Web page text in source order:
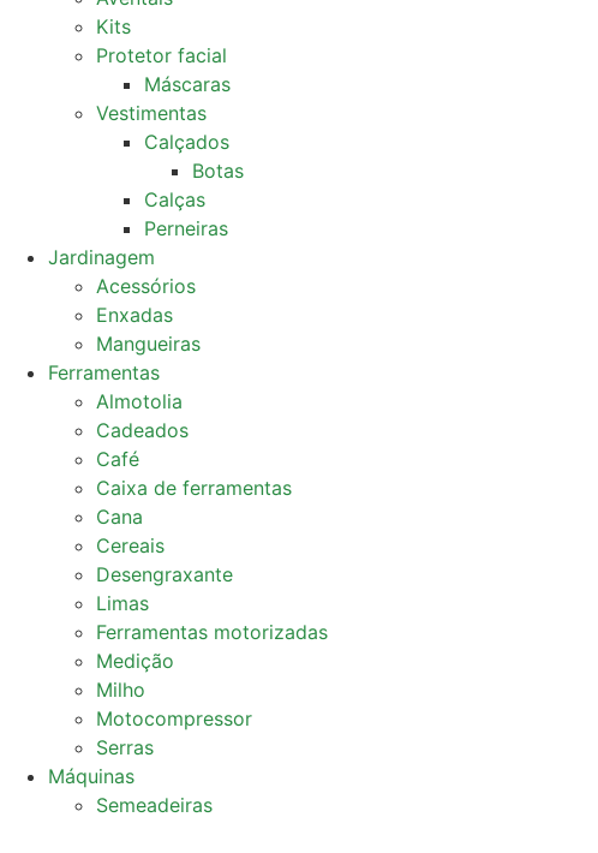
Kits
Protetor facial
Máscaras
Vestimentas
Calçados
Botas
Calças
Perneiras
Jardinagem
Acessórios
Enxadas
Mangueiras
Ferramentas
Almotolia
Cadeados
Café
Caixa de ferramentas
Cana
Cereais
Desengraxante
Limas
Ferramentas motorizadas
Medição
Milho
Motocompressor
Serras
Máquinas
Semeadeiras